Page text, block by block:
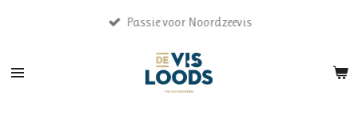
de
Passie voor Noordzeevis